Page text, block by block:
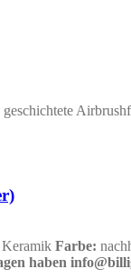
geschichtete
Keramik Farbe:
haben